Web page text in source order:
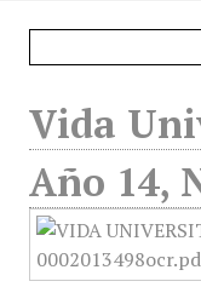
Vida
Año 14,